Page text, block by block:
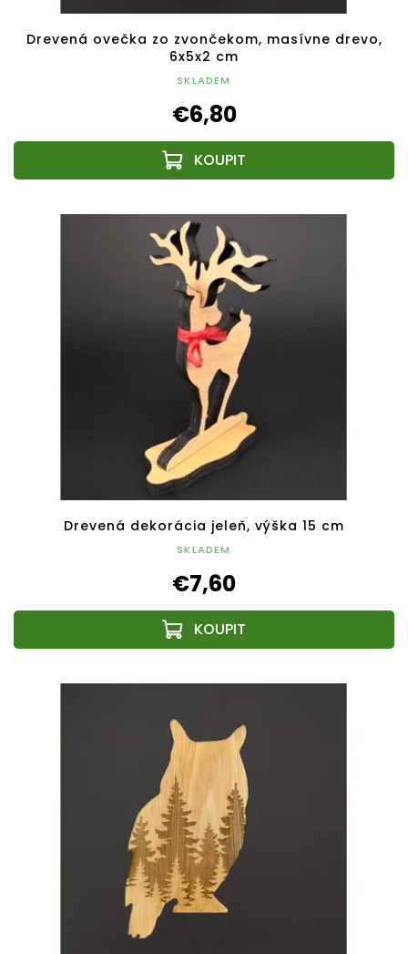
Drevená ovečka zo zvončekom, masívne drevo,
6x5x2 cm
SKLADEM
€6,80
Drevená dekorácia jeleň, výška 15 cm
SKLADEM
€7,60